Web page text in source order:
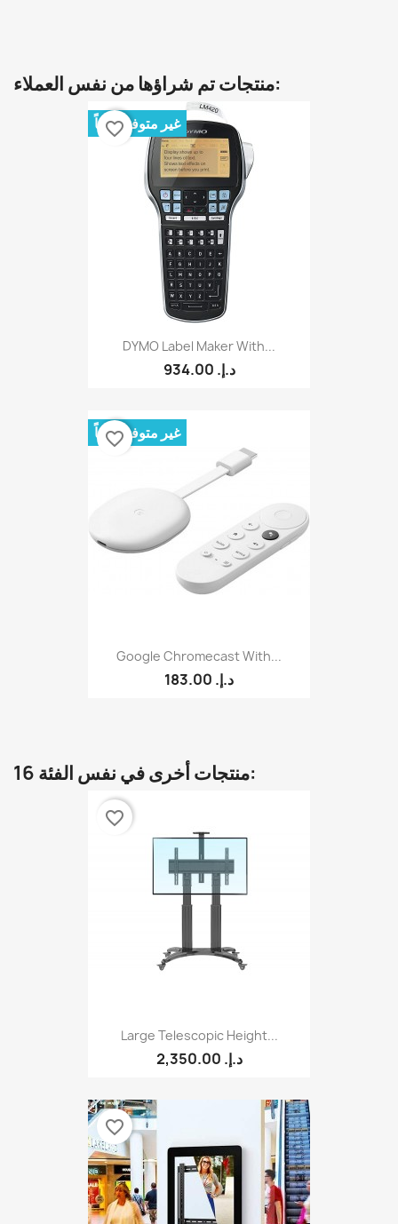
منتجات تم شراؤها من نفس العملاء:
DYMO Label Maker With...
934.00 د.إ.‏
غير متوفر حالياً
favorite_border
Google Chromecast With...
183.00 د.إ.‏
غير متوفر حالياً
favorite_border
16 منتجات أخرى في نفس الفئة:
Large Telescopic Height...
2,350.00 د.إ.‏
favorite_border
favorite_border